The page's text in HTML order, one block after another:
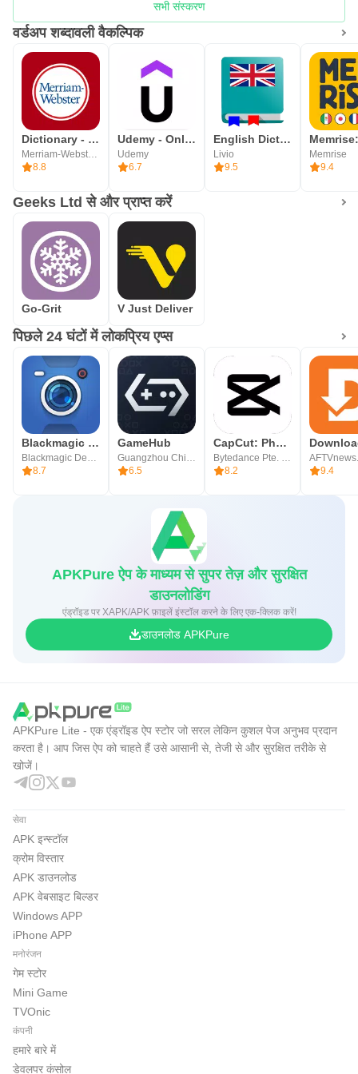
स्टोर पर वर्ड अप नाम के कई एप्लिकेशन हैं।
यह ऐप किसी अन्य वर्ड अप ऐप से लिंक नहीं है।
यह एक शब्दावली बिल्डर ऐप है।
सभी संस्करण
वर्डअप शब्दावली वैकल्पिक
Dictionary - Merriam-Webster
8.8
Udemy - Online Courses
Udemy
6.7
English Dictionary - Offline
Livio
9.5
Memrise
9.4
Geeks Ltd से और प्राप्त करें
Go-Grit V Just Deliver
पिछले 24 घंटों में लोकप्रिय एप्स
Blackmagic Camera
8.7
GameHub
6.5
CapCut: Photo & Video Editor
8.2
9.4
APKPure ऐप के माध्यम से सुपर तेज़ और सुरक्षित
डाउनलोडिंग
एंड्रॉइड पर XAPK/APK फ़ाइलें इंस्टॉल करने के लिए एक-क्लिक करें!
डाउनलोड APKPure
APKPure Lite - एक एंड्रॉइड ऐप स्टोर जो सरल लेकिन कुशल पेज अनुभव प्रदान
करता है। आप जिस ऐप को चाहते हैं उसे आसानी से, तेजी से और सुरक्षित तरीके से
खोजें।
सेवा
APK इन्स्टॉल
क्रोम विस्तार
APK डाउनलोड
APK वेबसाइट बिल्डर
Windows APP
iPhone APP
मनोरंजन
गेम स्टोर
Mini Game
TVOnic
कंपनी
हमारे बारे में
डेवलपर कंसोल